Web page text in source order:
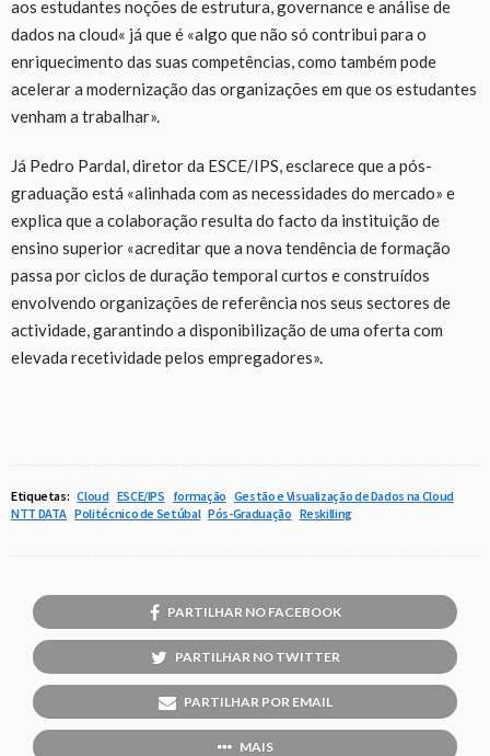
aos estudantes noções de estrutura, governance e análise de
dados na cloud« já que é «algo que não só contribui para o
enriquecimento das suas competências, como também pode
acelerar a modernização das organizações em que os estudantes
venham a trabalhar».
Já Pedro Pardal, diretor da ESCE/IPS, esclarece que a pós-
graduação está «alinhada com as necessidades do mercado» e
explica que a colaboração resulta do facto da instituição de
ensino superior «acreditar que a nova tendência de formação
passa por ciclos de duração temporal curtos e construídos
envolvendo organizações de referência nos seus sectores de
actividade, garantindo a disponibilização de uma oferta com
elevada recetividade pelos empregadores».
Etiquetas: Cloud ESCE/IPS formação Gestão e Visualização de Dados na Cloud
NTT DATA Politécnico de Setúbal Pós-Graduação Reskilling
PARTILHAR NO FACEBOOK
PARTILHAR NO TWITTER
PARTILHAR POR EMAIL
MAIS